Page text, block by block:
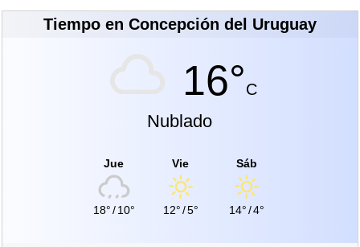
Tiempo en Concepción del Uruguay
16°C
Nublado
Jue
18°/10°
Vie
12°/5°
Sáb
14°/4°